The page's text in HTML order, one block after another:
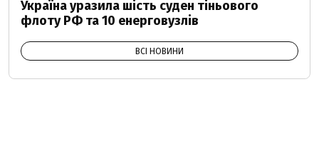
Україна уразила шість суден тіньового
флоту РФ та 10 енерговузлів
ВСІ НОВИНИ